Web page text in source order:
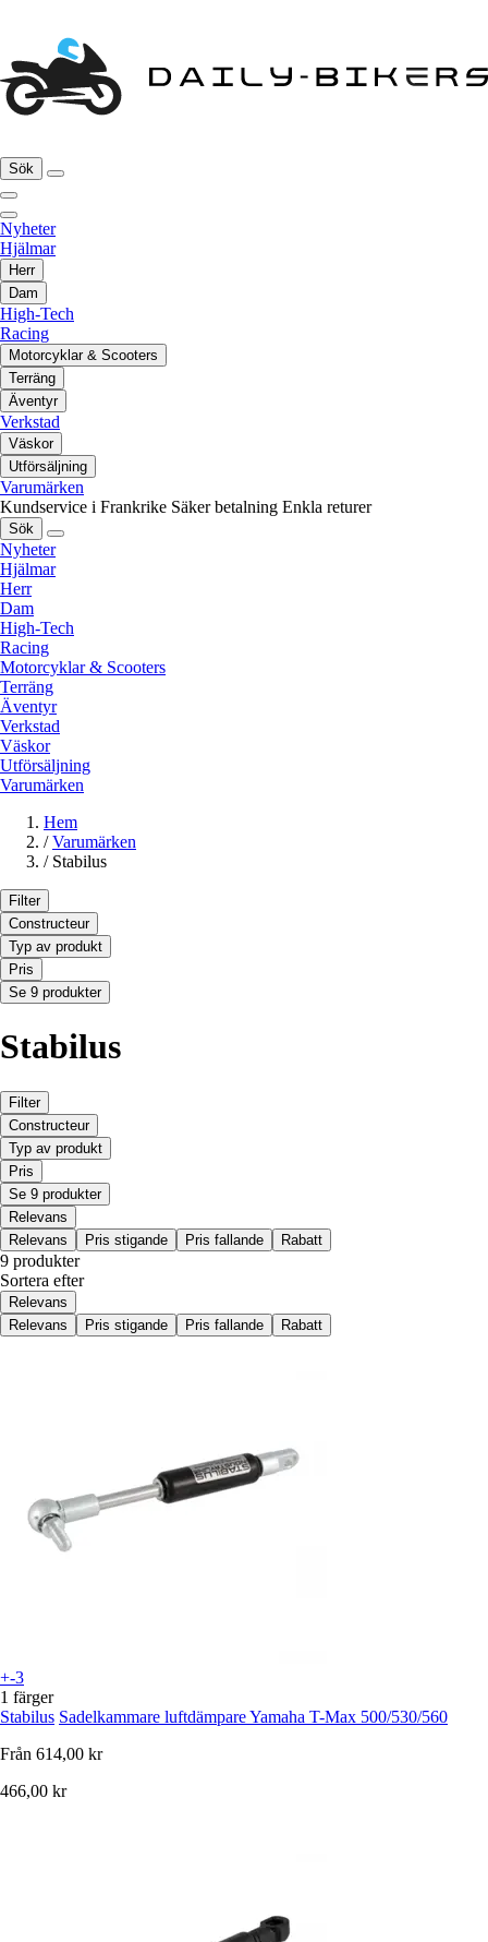
Sök
Nyheter
Hjälmar
Herr
Dam
High-Tech
Racing
Motorcyklar & Scooters
Terräng
Äventyr
Verkstad
Väskor
Utförsäljning
Varumärken
Kundservice i Frankrike Säker betalning Enkla returer
Sök
Nyheter
Hjälmar
Herr
Dam
High-Tech
Racing
Motorcyklar & Scooters
Terräng
Äventyr
Verkstad
Väskor
Utförsäljning
Varumärken
Hem
/ Varumärken
/ Stabilus
Filter
Constructeur
Typ av produkt
Pris
Se 9 produkter
Stabilus
Filter
Constructeur
Typ av produkt
Pris
Se 9 produkter
Relevans
Relevans
Pris stigande Pris fallande Rabatt
9 produkter
Sortera efter
Relevans
Relevans
Pris stigande Pris fallande Rabatt
+-3
1 färger
Stabilus Sadelkammare luftdämpare Yamaha T-Max 500/530/560
Från 614,00 kr
466,00 kr